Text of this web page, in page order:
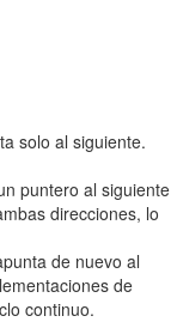
solo al siguiente.
puntero al siguiente
direcciones, lo
de nuevo al
de
continuo.